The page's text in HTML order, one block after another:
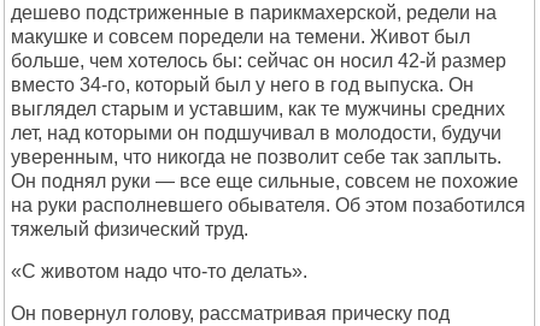
дешево подстриженные в парикмахерской, редели на
макушке и совсем поредели на темени. Живот был
больше, чем хотелось бы: сейчас он носил 42-й размер
вместо 34-го, который был у него в год выпуска. Он
выглядел старым и уставшим, как те мужчины средних
лет, над которыми он подшучивал в молодости, будучи
уверенным, что никогда не позволит себе так заплыть.
Он поднял руки — все еще сильные, совсем не похожие
на руки располневшего обывателя. Об этом позаботился
тяжелый физический труд.
«С животом надо что-то делать».
Он повернул голову, рассматривая прическу под